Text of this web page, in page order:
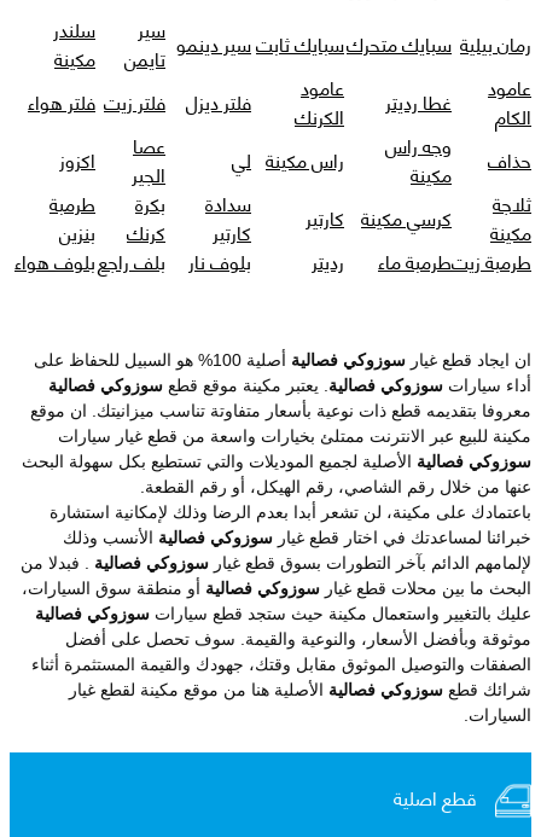
رمان بيلية سبايك متحركسبايك ثابتسير دينمو سير
تايمن
سلندر
مكينة
عامود
الكام
غطا رديتر
عامود
الكرنك
فلتر ديزل فلتر زيت فلتر هواء
حذاف
وجه راس
مكينة
راس مكينة لي
عصا
الجير
اكزوز
ثلاجة
مكينة
كرسي مكينة كارتير
سدادة
كارتير
بكرة
كرنك
طرمبة
بنزين
طرمبة زيتطرمبة ماء رديتر بلوف نار بلف راجعبلوف هواء
ان ايجاد قطع غيار سوزوكي فصالية
أصلية 100% هو السبيل للحفاظ على
أداء سيارات سوزوكي فصالية . يعتبر مكينة موقع قطع سوزوكي فصالية
معروفا بتقديمه قطع ذات نوعية بأسعار متفاوتة تناسب ميزانيتك. ان موقع
مكينة للبيع عبر الانترنت ممتلئ بخيارات واسعة من قطع غيار سيارات
سوزوكي فصالية الأصلية لجميع الموديلات والتي تستطيع بكل سهولة البحث
عنها من خلال رقم الشاصي، رقم الهيكل، أو رقم القطعة.
باعتمادك على مكينة، لن تشعر أبدا بعدم الرضا وذلك لإمكانية استشارة
خبرائنا لمساعدتك في اختار قطع غيار سوزوكي فصالية الأنسب وذلك
لإلمامهم الدائم بآخر التطورات بسوق قطع غيار سوزوكي فصالية . فبدلا من
البحث ما بين محلات قطع غيار سوزوكي فصالية أو منطقة سوق السيارات،
عليك بالتغيير واستعمال مكينة حيث ستجد قطع سيارات سوزوكي فصالية
موثوقة وبأفضل الأسعار، والنوعية والقيمة. سوف تحصل على أفضل
الصفقات والتوصيل الموثوق مقابل وقتك، جهودك والقيمة المستثمرة أثناء
شرائك قطع سوزوكي فصالية الأصلية هنا من موقع مكينة لقطع غيار
السيارات.
قطع اصلية